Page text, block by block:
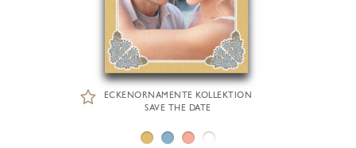
ECKENORNAMENTE KOLLEKTION
SAVE THE DATE